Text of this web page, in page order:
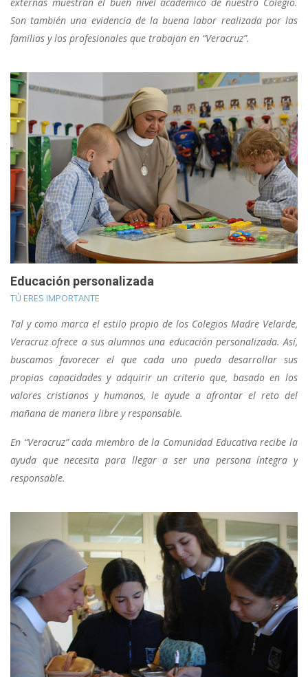
Son también una evidencia de la buena labor realizada por las
familias y los profesionales que trabajan en “Veracruz”.
Educación personalizada
TÚ ERES IMPORTANTE
Tal y como marca el estilo propio de los Colegios Madre Velarde,
Veracruz ofrece a sus alumnos una educación personalizada. Así,
buscamos favorecer el que cada uno pueda desarrollar sus
propias capacidades y adquirir un criterio que, basado en los
valores cristianos y humanos, le ayude a afrontar el reto del
mañana de manera libre y responsable.
En “Veracruz” cada miembro de la Comunidad Educativa recibe la
ayuda que necesita para llegar a ser una persona íntegra y
responsable.